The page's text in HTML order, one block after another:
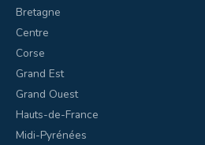
Bretagne
Centre
Corse
Grand Est
Grand Ouest
Hauts-de-France
Midi-Pyrénées